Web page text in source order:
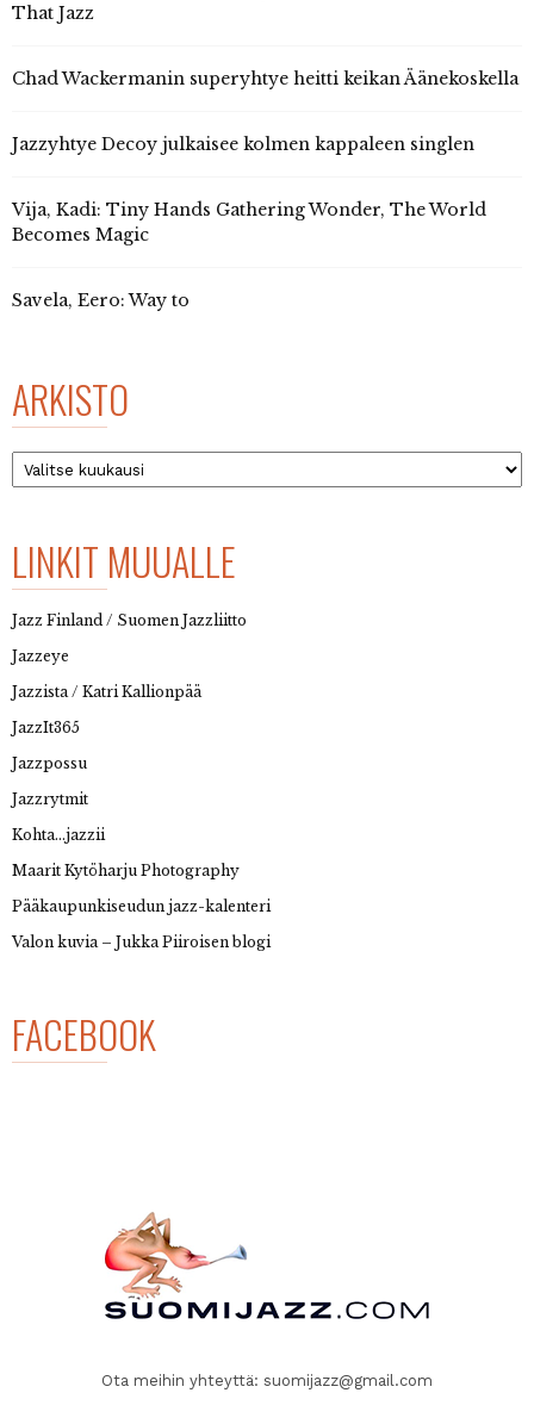
That Jazz
Chad Wackermanin superyhtye heitti keikan Äänekoskella
Jazzyhtye Decoy julkaisee kolmen kappaleen singlen
Vija, Kadi: Tiny Hands Gathering Wonder, The World
Becomes Magic
Savela, Eero: Way to
ARKISTO
Arkisto
LINKIT MUUALLE
Jazz Finland / Suomen Jazzliitto
Jazzeye
Jazzista / Katri Kallionpää
JazzIt365
Jazzpossu
Jazzrytmit
Kohta…jazzii
Maarit Kytöharju Photography
Pääkaupunkiseudun jazz-kalenteri
Valon kuvia – Jukka Piiroisen blogi
FACEBOOK
Ota meihin yhteyttä: suomijazz@gmail.com